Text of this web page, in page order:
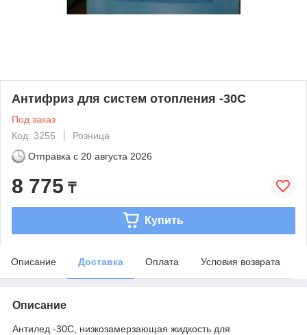
Антифриз для систем отопления -30С
Под заказ
Код: 3255
Розница
Отправка с 20 августа 2026
8 775 ₸
Купить
Описание Доставка Оплата Условия возврата
Описание
Антилед -30С, низкозамерзающая жидкость для